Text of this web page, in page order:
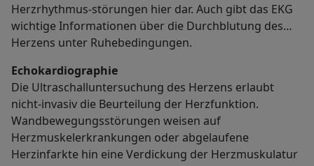
Herzrhythmus-störungen hier dar. Auch gibt das EKG
wichtige Informationen über die Durchblutung des
Herzens unter Ruhebedingungen.
Echokardiographie
Die Ultraschalluntersuchung des Herzens erlaubt
nicht-invasiv die Beurteilung der Herzfunktion.
Wandbewegungsstörungen weisen auf
Herzmuskelerkrankungen oder abgelaufene
Herzinfarkte hin eine Verdickung der Herzmuskulatur